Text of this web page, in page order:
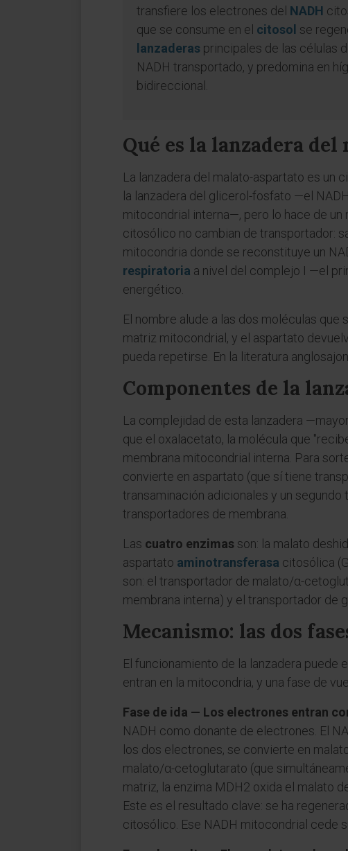
transfiere los electrones del NADH
que se consume en el citosol se
lanzaderas principales de las células
NADH transportado, y predomina en
bidireccional.
Qué es la lanzadera
La lanzadera del malato-aspartato es un
la lanzadera del glicerol-fosfato —el
mitocondrial interna—, pero lo hace de un
citosólico no cambian de transportador:
mitocondria donde se reconstituye un
respiratoria a nivel del complejo I —el
energético.
El nombre alude a las dos moléculas
matriz mitocondrial, y el aspartato
pueda repetirse. En la literatura
Componentes de la
La complejidad de esta lanzadera
que el oxalacetato, la molécula que
membrana mitocondrial interna. Para
convierte en aspartato (que sí tiene
transaminación adicionales y un
transportadores de membrana.
Las cuatro enzimas son: la malato
aspartato aminotransferasa citosólica
son: el transportador de malato/α-
membrana interna) y el transportador de
Mecanismo: las dos
El funcionamiento de la lanzadera puede
entran en la mitocondria, y una fase de
Fase de ida — Los electrones entran
NADH como donante de electrones. El
los dos electrones, se convierte en
malato/α-cetoglutarato (que
matriz, la enzima MDH2 oxida el malato
Este es el resultado clave: se ha
citosólico. Ese NADH mitocondrial cede